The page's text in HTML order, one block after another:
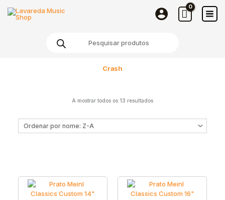
Crash
A mostrar todos os 13 resultados